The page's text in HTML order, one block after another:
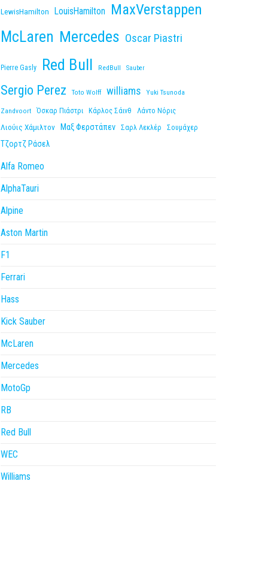
LewisHamilton LouisHamilton MaxVerstappen
McLaren Mercedes Oscar Piastri
Pierre Gasly Red Bull RedBull Sauber
Sergio Perez Toto Wolff williams Yuki Tsunoda
Zandvoort Όσκαρ Πιάστρι Κάρλος Σάινθ Λάντο Νόρις
Λιούις Χάμιλτον Μαξ Φερστάπεν Σαρλ Λεκλέρ Σουμάχερ
Τζορτζ Ράσελ
Alfa Romeo
AlphaTauri
Alpine
Aston Martin
F1
Ferrari
Hass
Kick Sauber
McLaren
Mercedes
MotoGp
RB
Red Bull
WEC
Williams